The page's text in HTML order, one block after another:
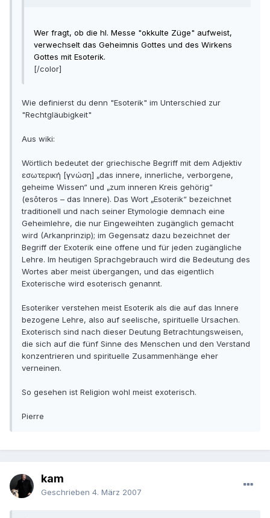
Wer fragt, ob die hl. Messe "okkulte Züge" aufweist,
verwechselt das Geheimnis Gottes und des Wirkens
Gottes mit Esoterik.
[/color]
Wie definierst du denn "Esoterik" im Unterschied zur
"Rechtgläubigkeit"
Aus wiki:
Wörtlich bedeutet der griechische Begriff mit dem Adjektiv
εσωτερική [γνώση] „das innere, innerliche, verborgene,
geheime Wissen“ und „zum inneren Kreis gehörig“
(esôteros – das Innere). Das Wort „Esoterik“ bezeichnet
traditionell und nach seiner Etymologie demnach eine
Geheimlehre, die nur Eingeweihten zugänglich gemacht
wird (Arkanprinzip); im Gegensatz dazu bezeichnet der
Begriff der Exoterik eine offene und für jeden zugängliche
Lehre. Im heutigen Sprachgebrauch wird die Bedeutung des
Wortes aber meist übergangen, und das eigentlich
Exoterische wird esoterisch genannt.
Esoteriker verstehen meist Esoterik als die auf das Innere
bezogene Lehre, also auf seelische, spirituelle Ursachen.
Exoterisch sind nach dieser Deutung Betrachtungsweisen,
die sich auf die fünf Sinne des Menschen und den Verstand
konzentrieren und spirituelle Zusammenhänge eher
verneinen.
So gesehen ist Religion wohl meist exoterisch.
Pierre
kam
Geschrieben 4. März 2007